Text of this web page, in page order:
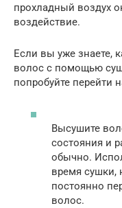
прохладный воздух
воздействие.
Если вы уже знаете,
волос с помощью
попробуйте перейти
Высушите
состояния и
обычно.
время сушки,
постоянно
волос.